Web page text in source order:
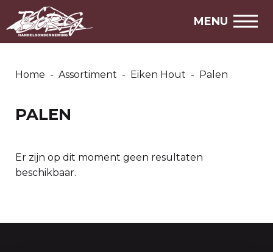
MENU
ASSORTIMENT
AANBIEDINGEN
STEL EEN VRAAG
Over ons
Openingstijden
Home - Assortiment - Eiken Hout - Palen
PALEN
Er zijn op dit moment geen resultaten
beschikbaar.